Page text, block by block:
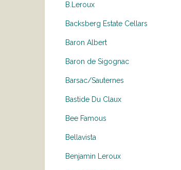
B.Leroux
Backsberg Estate Cellars
Baron Albert
Baron de Sigognac
Barsac/Sauternes
Bastide Du Claux
Bee Famous
Bellavista
Benjamin Leroux